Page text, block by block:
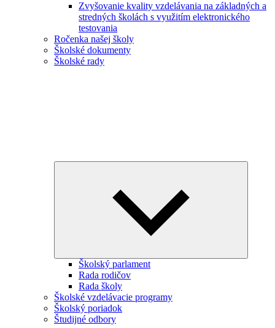
Zvyšovanie kvality vzdelávania na základných a
stredných školách s využitím elektronického
testovania
Ročenka našej školy
Školské dokumenty
Školské rady
Školský parlament
Rada rodičov
Rada školy
Školské vzdelávacie programy
Školský poriadok
Študijné odbory